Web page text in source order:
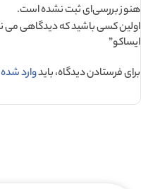
هنوز بررسی‌ای ثبت نشده است.
ایساکو”
برای فرستادن دیدگاه، بایدوارد شده